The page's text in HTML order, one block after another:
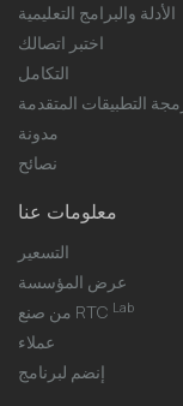
الأدلة والبرامج التعليمية
اختبر اتصالك
التكامل
التطبيقات المتقدمة
مدونة
نصائح
معلومات عنا
التسعير
عرض المؤسسة
من صنع RTC Lab
عملاء
إنضم لبرنامج